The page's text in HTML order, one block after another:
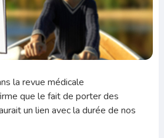
la revue médicale
que le fait de porter des
un lien avec la durée de nos